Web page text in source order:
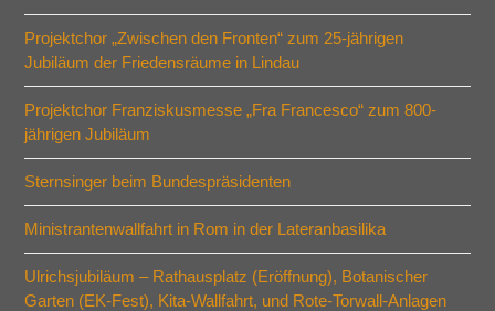
Projektchor „Zwischen den Fronten“ zum 25-jährigen
Jubiläum der Friedensräume in Lindau
Projektchor Franziskusmesse „Fra Francesco“ zum 800-
jährigen Jubiläum
Sternsinger beim Bundespräsidenten
Ministrantenwallfahrt in Rom in der Lateranbasilika
Ulrichsjubiläum – Rathausplatz (Eröffnung), Botanischer
Garten (EK-Fest), Kita-Wallfahrt, und Rote-Torwall-Anlagen